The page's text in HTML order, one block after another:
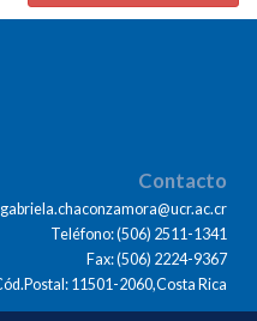
Contacto
Teléfono: (506) 2511-1341
Fax: (506) 2224-9367
11501-2060,Costa Rica